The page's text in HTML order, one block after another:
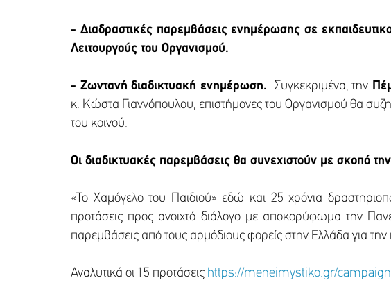
- Διαδραστικές παρεμβάσεις ενημέρωσης σε
Λειτουργούς του Οργανισμού.
- Ζωντανή διαδικτυακή ενημέρωση. Συγκεκριμένα, την
κ. Κώστα Γιαννόπουλου, επιστήμονες του Οργανισμού θα
του κοινού.
Οι διαδικτυακές παρεμβάσεις θα συνεχιστούν με σκοπό
«Το Χαμόγελο του Παιδιού» εδώ και 25 χρόνια
προτάσεις προς ανοιχτό διάλογο με αποκορύφωμα την
παρεμβάσεις από τους αρμόδιους φορείς στην Ελλάδα για
Αναλυτικά οι 15 προτάσεις https://meneimystiko.gr/